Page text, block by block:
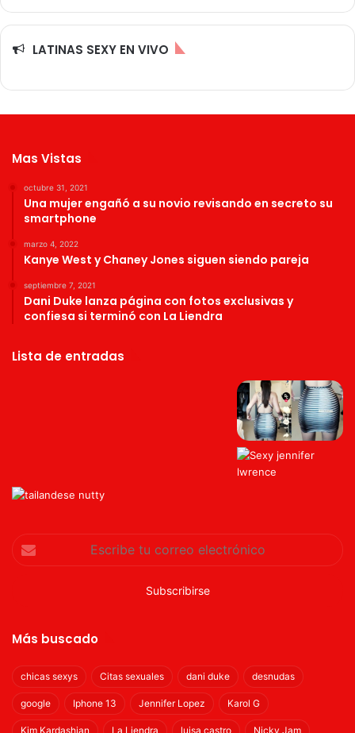
LATINAS SEXY EN VIVO
Mas Vistas
octubre 31, 2021
Una mujer engañó a su novio revisando en secreto su
smartphone
marzo 4, 2022
Kanye West y Chaney Jones siguen siendo pareja
septiembre 7, 2021
Dani Duke lanza página con fotos exclusivas y
confiesa si terminó con La Liendra
Lista de entradas
Escribe
tu
Más buscado
chicas sexys Citas sexuales dani duke desnudas
google Iphone 13 Jennifer Lopez Karol G
Kim Kardashian La Liendra luisa castro Nicky Jam